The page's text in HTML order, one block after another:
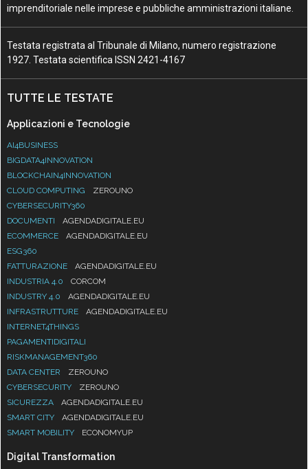
imprenditoriale nelle imprese e pubbliche amministrazioni italiane.
Testata registrata al Tribunale di Milano, numero registrazione
1927. Testata scientifica ISSN 2421-4167
TUTTE LE TESTATE
Applicazioni e Tecnologie
AI4BUSINESS
BIGDATA4INNOVATION
BLOCKCHAIN4INNOVATION
CLOUD COMPUTING
ZEROUNO
CYBERSECURITY360
DOCUMENTI
AGENDADIGITALE.EU
ECOMMERCE
AGENDADIGITALE.EU
ESG360
FATTURAZIONE
AGENDADIGITALE.EU
INDUSTRIA 4.0
CORCOM
INDUSTRY 4.0
AGENDADIGITALE.EU
INFRASTRUTTURE
AGENDADIGITALE.EU
INTERNET4THINGS
PAGAMENTIDIGITALI
RISKMANAGEMENT360
DATA CENTER
ZEROUNO
CYBERSECURITY
ZEROUNO
SICUREZZA
AGENDADIGITALE.EU
SMART CITY
AGENDADIGITALE.EU
SMART MOBILITY
ECONOMYUP
Digital Transformation